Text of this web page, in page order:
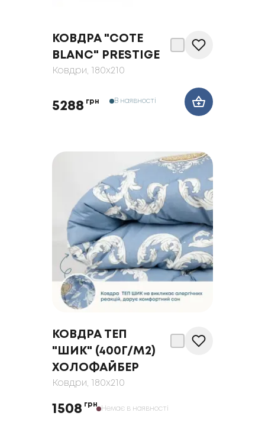
КОВДРА "COTE
BLANC" PRESTIGE
Ковдри, 180x210
5288 грн В наявності
КОВДРА ТЕП
"ШИК" (400Г/М2)
ХОЛОФАЙБЕР
Ковдри, 180x210
1508 грн
Немає в наявності